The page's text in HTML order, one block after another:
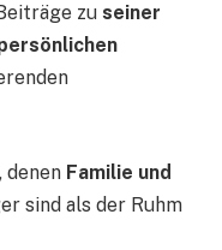
zu seiner
denen Familie und
sind als der Ruhm